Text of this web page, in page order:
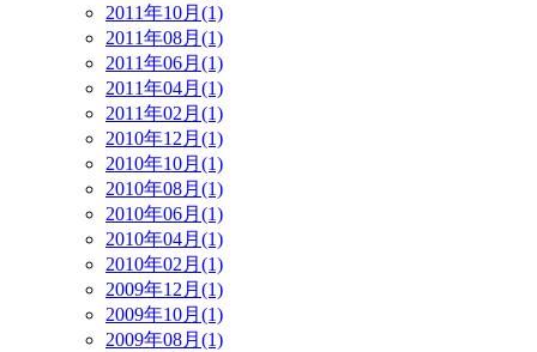
2011年10月(1)
2011年08月(1)
2011年06月(1)
2011年04月(1)
2011年02月(1)
2010年12月(1)
2010年10月(1)
2010年08月(1)
2010年06月(1)
2010年04月(1)
2010年02月(1)
2009年12月(1)
2009年10月(1)
2009年08月(1)